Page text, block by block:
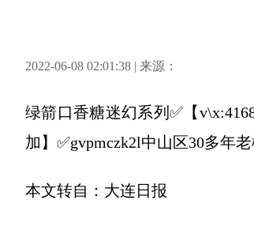
2022-06-08 02:01:38 | 来源：
绿箭口香糖迷幻系列✅【
加】✅gvpmczk2l中山区30多年
本文转自：大连日报